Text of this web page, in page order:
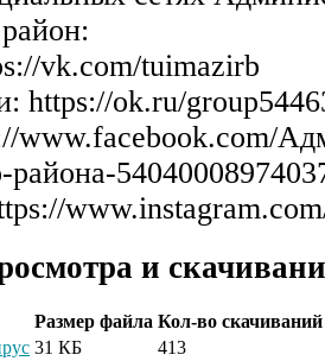
vk.com/tuimazirb
https://ok.ru/
www.facebook.com/
района-
и
Размер файла Кол-во скачиваний
31 КБ
413